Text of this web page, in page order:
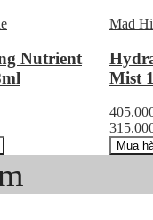
Nutrient
Mad
Mist
Mua